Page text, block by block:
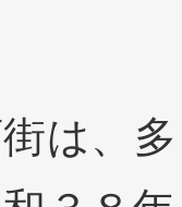
は、